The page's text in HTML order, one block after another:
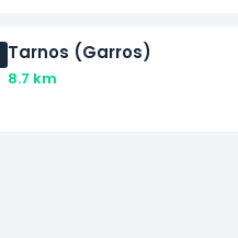
Tarnos (Garros)
8.7 km